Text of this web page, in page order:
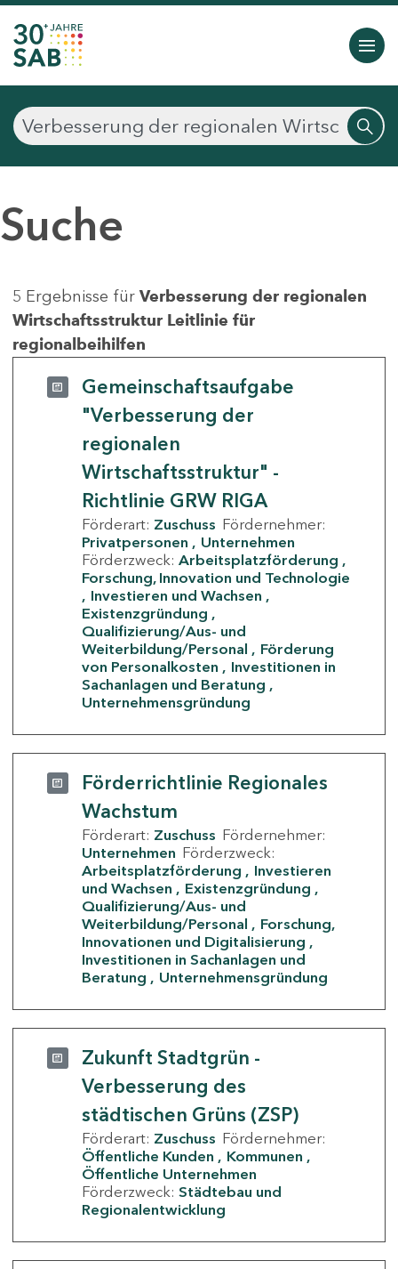
Suche
5 Ergebnisse für Verbesserung der regionalen
Wirtschaftsstruktur Leitlinie für
regionalbeihilfen
Gemeinschaftsaufgabe
"Verbesserung der
regionalen
Wirtschaftsstruktur" -
Richtlinie GRW RIGA
Förderart: Zuschuss Fördernehmer:
Privatpersonen
Unternehmen
Förderzweck: Arbeitsplatzförderung
Forschung, Innovation und Technologie
Investieren und Wachsen
Existenzgründung
Qualifizierung/Aus- und
Weiterbildung/Personal
Förderung
von Personalkosten
Investitionen in
Sachanlagen und Beratung
Unternehmensgründung
Förderrichtlinie Regionales
Wachstum
Förderart: Zuschuss Fördernehmer:
Unternehmen Förderzweck:
Arbeitsplatzförderung
Investieren
und Wachsen
Existenzgründung
Qualifizierung/Aus- und
Weiterbildung/Personal
Forschung,
Innovationen und Digitalisierung
Investitionen in Sachanlagen und
Beratung
Unternehmensgründung
Zukunft Stadtgrün -
Verbesserung des
städtischen Grüns (ZSP)
Förderart: Zuschuss Fördernehmer:
Öffentliche Kunden
Kommunen
Öffentliche Unternehmen
Förderzweck: Städtebau und
Regionalentwicklung